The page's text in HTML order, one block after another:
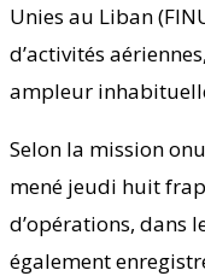
Unies au Liban
d’activités
ampleur
Selon la mission
mené jeudi huit
d’opérations, dans
également